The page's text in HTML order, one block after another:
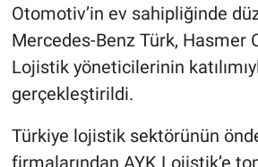
Otomotiv’in ev sahipliğinde
Mercedes-Benz Türk, Hasmer
Lojistik yöneticilerinin
gerçekleştirildi.
Türkiye lojistik sektörünün
firmalarından AYK Lojistik’e